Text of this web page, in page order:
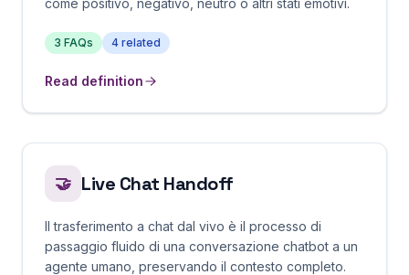
come positivo, negativo, neutro o altri stati emotivi.
3 FAQs 4 related
Read definition
🤝 Live Chat Handoff
Il trasferimento a chat dal vivo è il processo di
passaggio fluido di una conversazione chatbot a un
agente umano, preservando il contesto completo.